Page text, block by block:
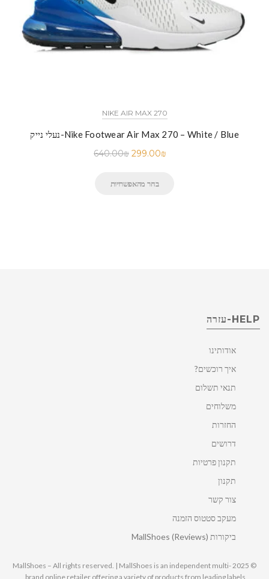
NIKE AIR MAX 270
נעלי נייק-Nike Footwear Air Max 270 – White / Blue
640.00₪ 299.00₪
בחר מהאפשרויות
HELP-עזרה
אודותינו
איך רוכשים?
תנאי תשלום
משלוחים
החזרות
דרושים
תקנון פרטיות
תקנון
צור קשר
מעקב סטטוס הזמנה
ביקורות MallShoes (Reviews)
© 2025 MallShoes – All rights reserved. | MallShoes is an independent multi-
brand online retailer offering a variety of products from leading labels.